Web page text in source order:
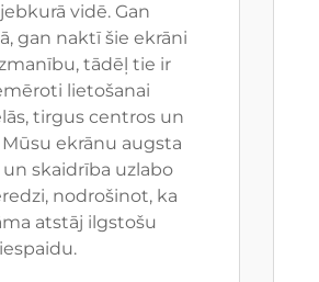
vidē. Gan
gan naktī šie ekrāni
tādēļ tie ir
lietošanai
tirgus centros un
ekrānu augsta
skaidrība uzlabo
nodrošinot, ka
atstāj ilgstošu
iespaidu.